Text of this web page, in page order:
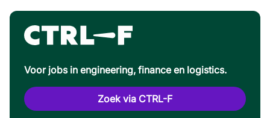
Voor jobs in engineering, finance en logistics.
Zoek via CTRL-F